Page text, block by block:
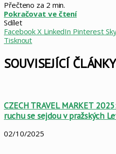
Přečteno za 2 min.
Pokračovat ve čtení
Sdílet
Facebook X LinkedIn Pinterest
Tisknout
SOUVISEJÍCÍ ČLÁNKY
CZECH TRAVEL MARKET
ruchu se sejdou v pražských
02/10/2025